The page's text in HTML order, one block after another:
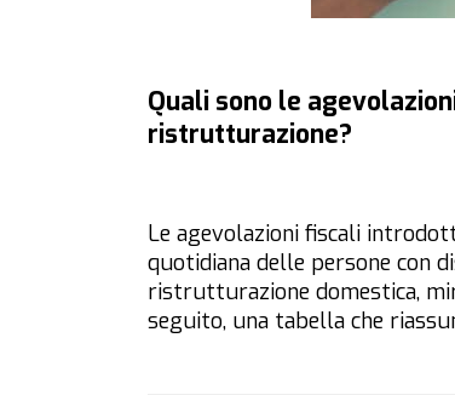
Quali sono le
ristrutturazione?
Le agevolazioni fiscali
quotidiana delle persone con
ristrutturazione domestica,
seguito, una tabella che